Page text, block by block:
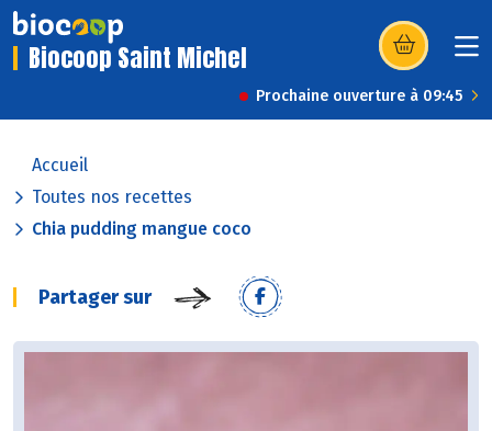
Biocoop Saint Michel (s’ouvre dans
Prochaine ouverture à 09:45
Accueil
Toutes nos recettes
Chia pudding mangue coco
Partager sur